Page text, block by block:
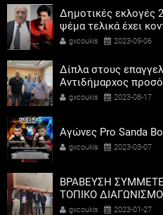
Δημοτικές εκλογές
ψέμα τελικά έχει
gxcoukis 2023-09-06
Δίπλα στους
Αντιδήμαρχος
Καψοκόλης
gxcoukis 2023-08-17
Αγώνες Pro Sanda
gxcoukis 2023-03-07
ΒΡΑΒΕΥΣΗ
ΤΟΠΙΚΟ
ΕΠΙΣΤΗΜΩΝ
gxcoukis 2023-01-27